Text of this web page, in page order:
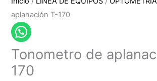
aplanación T-170
Tonometro de
170